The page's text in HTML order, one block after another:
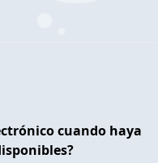
cuando haya